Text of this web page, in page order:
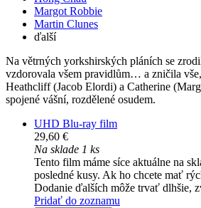
Margot Robbie
Martin Clunes
ďalší
Na větrných yorkshirských pláních se
vzdorovala všem pravidlům… a zničila
Heathcliff (Jacob Elordi) a Catherine
spojené vášní, rozdělené osudem.
UHD Blu-ray film
29,60 €
Na sklade 1 ks
Tento film máme síce aktuálne na
posledné kusy. Ak ho chcete mať
Dodanie ďalších môže trvať dlhšie,
Pridať do zoznamu